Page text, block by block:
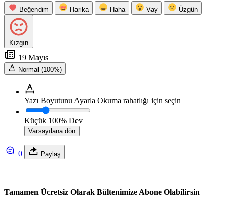
Beğendim Harika Haha Vay Üzgün
Kızgın
19 Mayıs
Normal (100%)
Yazı Boyutunu Ayarla Okuma rahatlığı için seçin
Küçük 100% Dev
Varsayılana dön
0 Paylaş
Tamamen Ücretsiz Olarak Bültenimize Abone Olabilirsin